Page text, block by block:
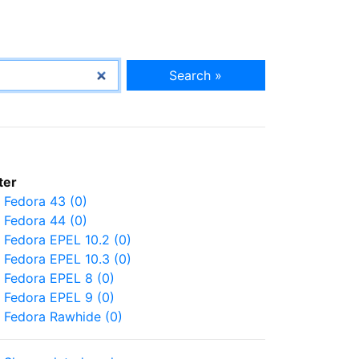
Search »
Fedora 43 (0)
Fedora 44 (0)
Fedora EPEL 10.2 (0)
Fedora EPEL 10.3 (0)
Fedora EPEL 8 (0)
Fedora EPEL 9 (0)
Fedora Rawhide (0)